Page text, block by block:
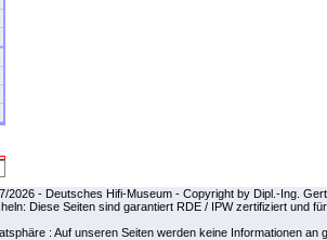
2026 - Deutsches Hifi-Museum - Copyright by Dipl.-Ing.
Diese Seiten sind garantiert RDE / IPW zertifiziert und
: Auf unseren Seiten werden keine Informationen